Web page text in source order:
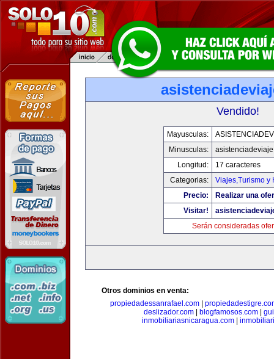
Vendido!
Mayusculas:
Minusculas:
Longitud:
17 caracteres
Categorias:
Viajes,Turismo y
Precio:
Realizar una
Visitar!
Serán consideradas
Otros dominios en venta:
propiedadessanrafael.com
deslizador.com| blogfamosos.com|
inmobiliariasnicaragua.com